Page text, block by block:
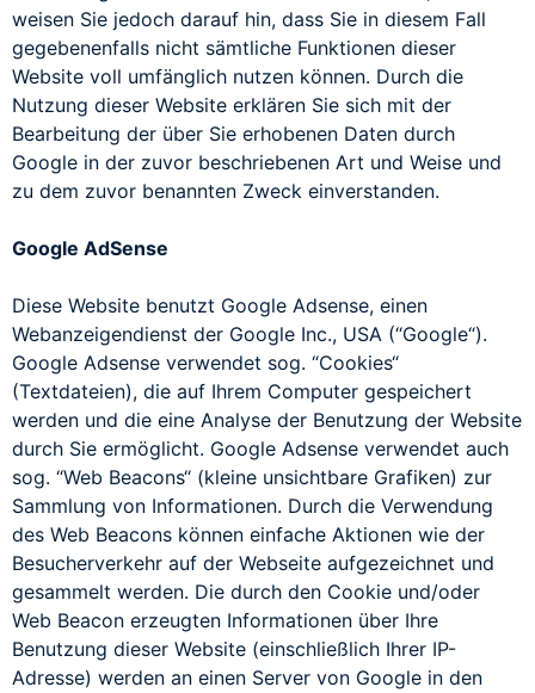
weisen Sie jedoch darauf hin, dass Sie in diesem Fall
gegebenenfalls nicht sämtliche Funktionen dieser
Website voll umfänglich nutzen können. Durch die
Nutzung dieser Website erklären Sie sich mit der
Bearbeitung der über Sie erhobenen Daten durch
Google in der zuvor beschriebenen Art und Weise und
zu dem zuvor benannten Zweck einverstanden.
Google AdSense
Diese Website benutzt Google Adsense, einen
Webanzeigendienst der Google Inc., USA (“Google“).
Google Adsense verwendet sog. “Cookies“
(Textdateien), die auf Ihrem Computer gespeichert
werden und die eine Analyse der Benutzung der Website
durch Sie ermöglicht. Google Adsense verwendet auch
sog. “Web Beacons“ (kleine unsichtbare Grafiken) zur
Sammlung von Informationen. Durch die Verwendung
des Web Beacons können einfache Aktionen wie der
Besucherverkehr auf der Webseite aufgezeichnet und
gesammelt werden. Die durch den Cookie und/oder
Web Beacon erzeugten Informationen über Ihre
Benutzung dieser Website (einschließlich Ihrer IP-
Adresse) werden an einen Server von Google in den